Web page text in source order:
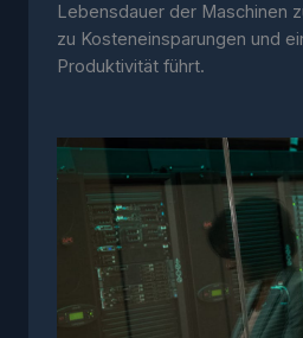
Lebensdauer der Maschinen
zu Kosteneinsparungen und
Produktivität führt.